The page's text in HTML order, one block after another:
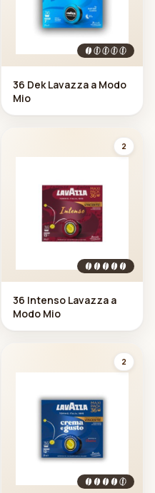
36 Dek Lavazza a Modo
Mio
2
36 Intenso Lavazza a
Modo Mio
2